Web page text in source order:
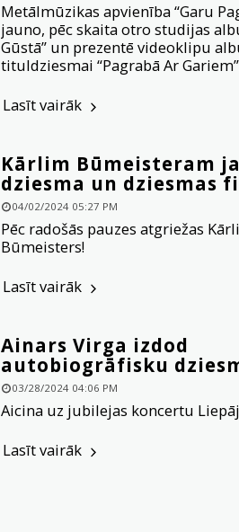
Metālmūzikas apvienība “Garu
jauno, pēc skaita otro studijas
Gūstā” un prezentē videoklipu
tituldziesmai “Pagrabā Ar
Lasīt vairāk
Kārlim Būmeisteram
dziesma un dziesmas
04/02/2024 05:27 PM
Pēc radošās pauzes atgriežas
Būmeisters!
Lasīt vairāk
Ainars Virga izdod
autobiogrāfisku
03/28/2024 04:06 PM
Aicina uz jubilejas koncertu
Lasīt vairāk